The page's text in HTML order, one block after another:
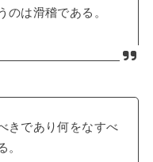
のは滑稽である。
きであり何をなすべ
。